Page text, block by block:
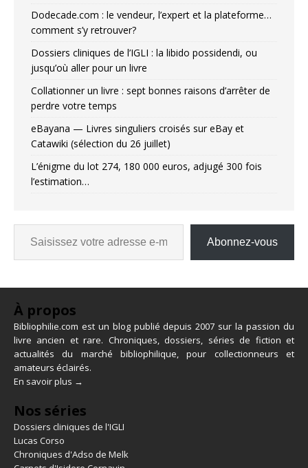
Dodecade.com : le vendeur, l’expert et la plateforme…
comment s’y retrouver?
Dossiers cliniques de l’IGLI : la libido possidendi, ou
jusqu’où aller pour un livre
Collationner un livre : sept bonnes raisons d’arrêter de
perdre votre temps
eBayana — Livres singuliers croisés sur eBay et
Catawiki (sélection du 26 juillet)
L’énigme du lot 274, 180 000 euros, adjugé 300 fois
l’estimation…
Abonnez-vous
À propos
Bibliophilie.com est un blog publié depuis 2007 sur la passion du
livre ancien et rare. Chroniques, dossiers, séries de fiction et
actualités du marché bibliophilique, pour collectionneurs et
amateurs éclairés.
En savoir plus →
Nos séries
Dossiers cliniques de l'IGLI
Lucas Corso
Chroniques d'Adso de Melk